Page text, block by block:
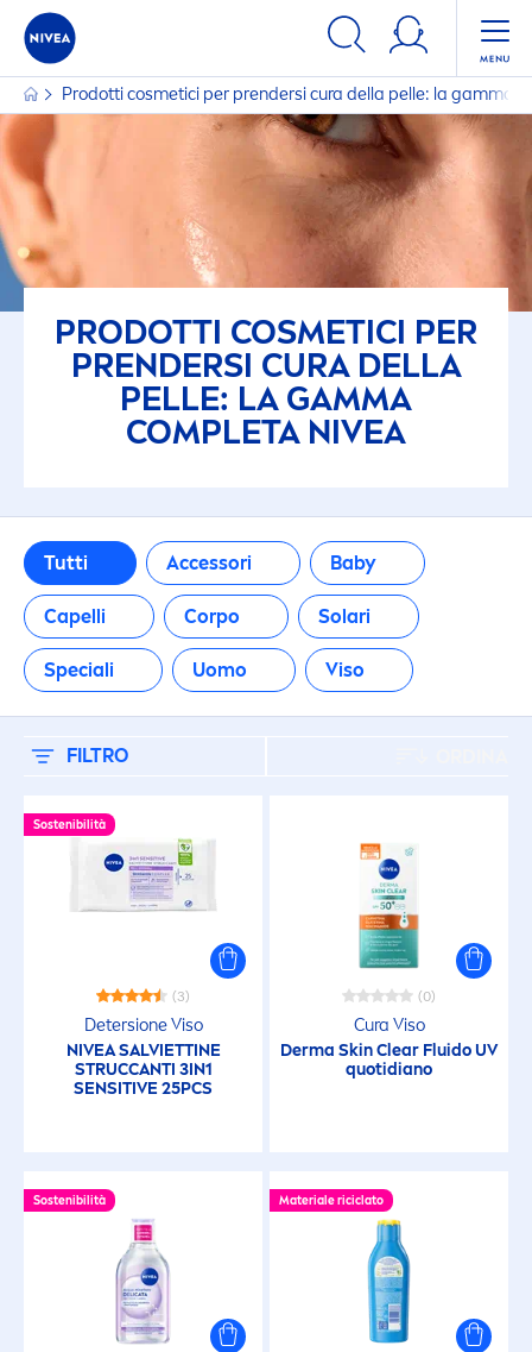
Prodotti cosmetici per prendersi cura della pelle: la gamma
PRODOTTI COSMETICI PER
PRENDERSI CURA DELLA
PELLE: LA GAMMA
COMPLETA NIVEA
Tutti Accessori Baby
Capelli Corpo Solari
Speciali Uomo Viso
FILTRO
FILTRI
CATEGORIA PRINCIPALE
Capelli
Corpo
Uomo
Viso
TIPO DI PRODOTTO
Capelli
Confezioni Regalo
Contorno Occhi
Crema mani
Cura Corpo
Cura Viso
Deodoranti
Sostenibilità
(3)
Detersione Viso
NIVEASALVIETTINE
STRUCCANTI 3IN1
SENSITIVE25PCS
(0)
Cura Viso
Derma SkinClear Fluido UV
quotidiano
Sostenibilità Materiale riciclato